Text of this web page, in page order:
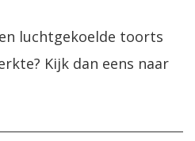
luchtgekoelde toorts
Kijk dan eens naar